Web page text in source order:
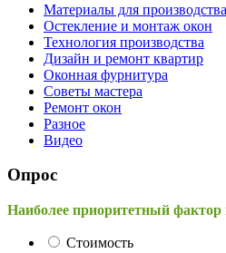
Материалы для производства
Остекление и монтаж окон
Технология производства
Дизайн и ремонт квартир
Оконная фурнитура
Советы мастера
Ремонт окон
Разное
Видео
Опрос
Наиболее приоритетный
Стоимость